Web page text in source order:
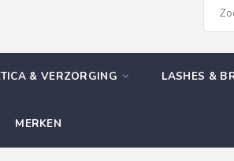
& VERZORGING LASHES &
MERKEN